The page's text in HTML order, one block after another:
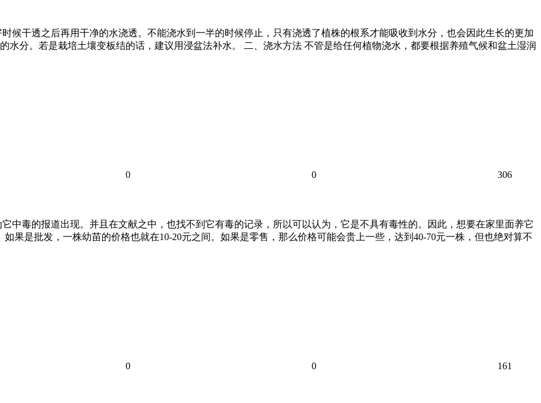
候干透之后再用干净的水浇透。不能浇水到一半的时候停止，只有浇透了植株的根系才能吸收到水分，也会因此生长的更加
水分。若是栽培土壤变板结的话，建议用浸盆法补水。 二、浇水方法 不管是给任何植物浇水，都要根据养殖气候和盆土湿润
0 0 306
中毒的报道出现。并且在文献之中，也找不到它有毒的记录，所以可以认为，它是不具有毒性的。因此，想要在家里面养它
果是批发，一株幼苗的价格也就在10-20元之间。如果是零售，那么价格可能会贵上一些，达到40-70元一株，但也绝对算不
0 0 161